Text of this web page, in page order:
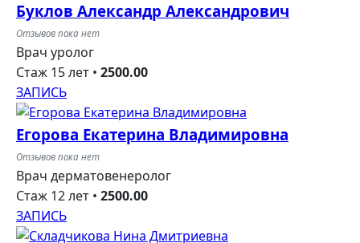
Буклов Александр Александрович
Отзывов пока нет
Врач уролог
Стаж 15 лет • 2500.00
ЗАПИСЬ
Егорова Екатерина Владимировна
Отзывов пока нет
Врач дерматовенеролог
Стаж 12 лет • 2500.00
ЗАПИСЬ